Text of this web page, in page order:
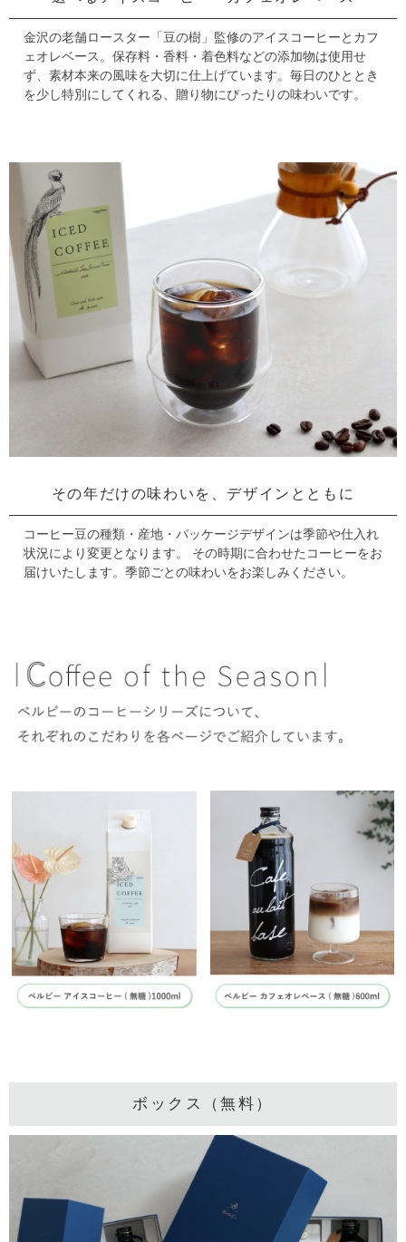
金沢の老舗ロースター「豆の樹」監修のアイスコーヒーとカフ
ェオレベース。 保存料・香料・着色料などの添加物は使用せ
ず、素材本来の風味を大切に仕上げています。 毎日のひととき
を少し特別にしてくれる、贈り物にぴったりの味わいです。
その年だけの味わいを、 デザインとともに
コーヒー豆の種類・産地・パッケージデザインは季節や仕入れ
状況により変更となります。
その時期に合わせたコーヒーをお
届けいたします。季節ごとの味わいをお楽しみください。
ボックス（無料）